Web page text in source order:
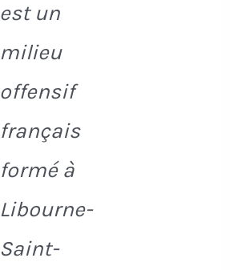
est un
milieu
offensif
français
formé à
Libourne-
Saint-